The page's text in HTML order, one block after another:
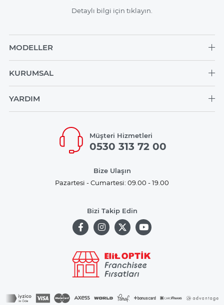
Detaylı bilgi için tıklayın.
MODELLER
KURUMSAL
YARDIM
Müşteri Hizmetleri
0530 313 72 00
Bize Ulaşın
Pazartesi - Cumartesi: 09.00 - 19.00
Bizi Takip Edin